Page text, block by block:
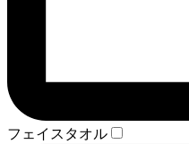
フェイスタオル